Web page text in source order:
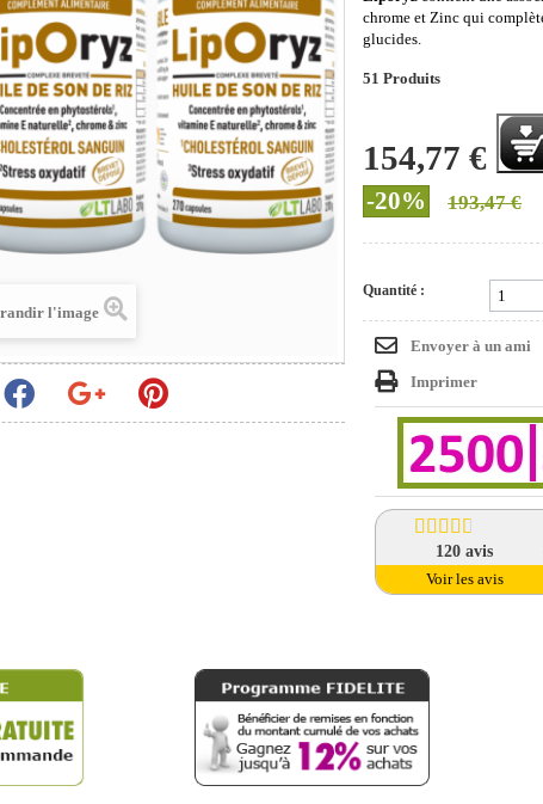
l'image
chrome et Zinc qui
glucides.
51 Produits
154,77 €
-20% 193,47 €
Quantité :
Envoyer à un ami
Imprimer
120avis
Voir les avis